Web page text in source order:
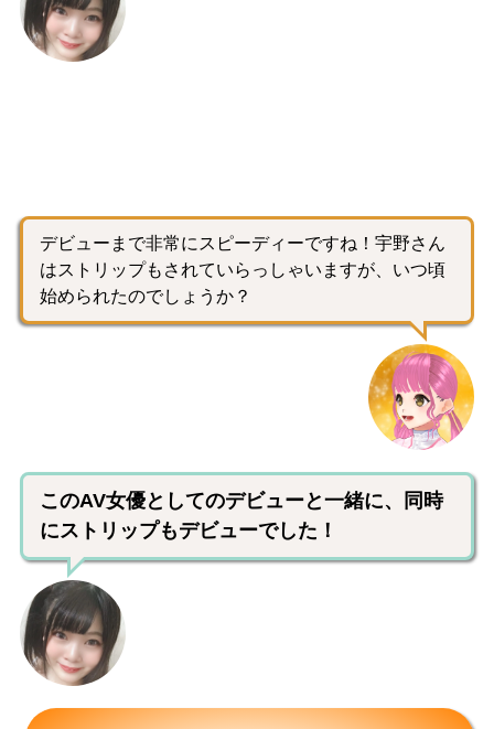
デビューまで非常にスピーディーですね！宇野さん
はストリップもされていらっしゃいますが、いつ頃
始められたのでしょうか？
このAV女優としてのデビューと一緒に、同時
にストリップもデビューでした！